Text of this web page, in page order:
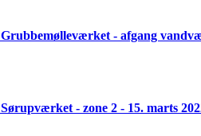
Grubbemølleværket - afgang
Sørupværket - zone 2 - 15. marts